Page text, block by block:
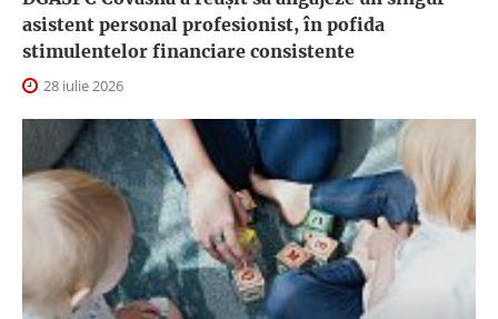
asistent personal profesionist, în pofida
stimulentelor financiare consistente
28 iulie 2026